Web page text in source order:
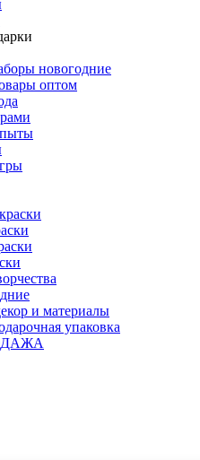
новогодние
оптом
и материалы
упаковка